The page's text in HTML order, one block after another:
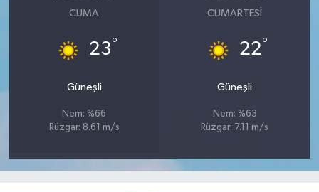
CUMA
23°
Güneşli
Nem: %66
Rüzgar: 8.61 m/s
CUMARTESI
22°
Güneşli
Nem: %63
Rüzgar: 7.11 m/s